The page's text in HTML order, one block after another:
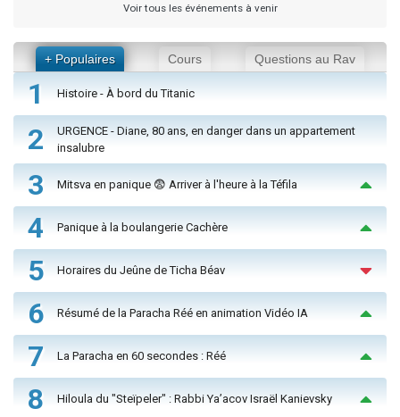
Voir tous les événements à venir
+ Populaires Cours Questions au Rav
1 Histoire - À bord du Titanic
2
URGENCE - Diane, 80 ans, en danger dans un appartement
insalubre
3 Mitsva en panique 😨 Arriver à l'heure à la Téfila
4 Panique à la boulangerie Cachère
5 Horaires du Jeûne de Ticha Béav
6 Résumé de la Paracha Réé en animation Vidéo IA
7 La Paracha en 60 secondes : Réé
8 Hiloula du "Steïpeler" : Rabbi Ya’acov Israël Kanievsky